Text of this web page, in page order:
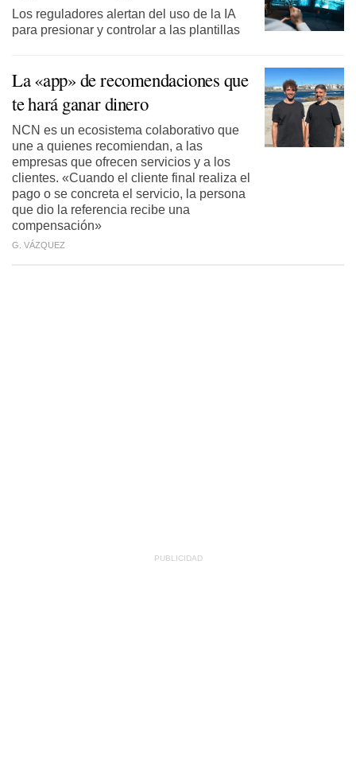
Los reguladores alertan del uso de la IA
para presionar y controlar a las plantillas
La «app» de recomendaciones que
te hará ganar dinero
NCN es un ecosistema colaborativo que
une a quienes recomiendan, a las
empresas que ofrecen servicios y a los
clientes. «Cuando el cliente final realiza el
pago o se concreta el servicio, la persona
que dio la referencia recibe una
compensación»
G. VÁZQUEZ